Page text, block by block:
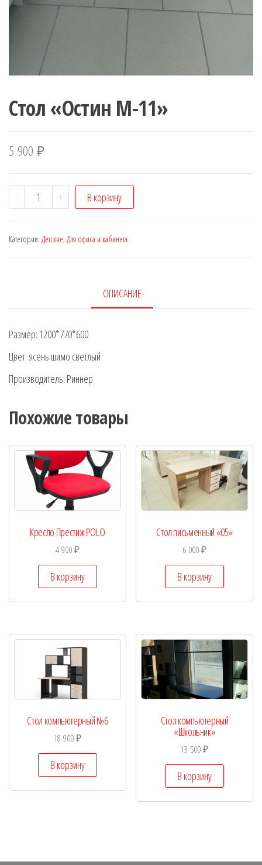
Стол «Остин М-11»
5 900 ₽
-
Количество
Стол
М-11"
+ В корзину
Категории: Детские, Для офиса и кабинета
ОПИСАНИЕ
Размер: 1200*770*600
Цвет: ясень шимо светлый
Производитель: Риннер
Похожие товары
Кресло Престиж POLO
4 900₽
В корзину
Стол письменный «05»
6 000₽
В корзину
Стол компьютерный №6
18 900₽
В корзину
Стол компьютерный
«Школьник»
13 500₽
В корзину